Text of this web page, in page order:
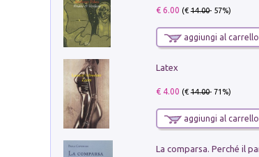
€ 6.00 (€14.00- 57%)
aggiungi al carrello
Latex
€ 4.00 (€14.00- 71%)
aggiungi al carrello